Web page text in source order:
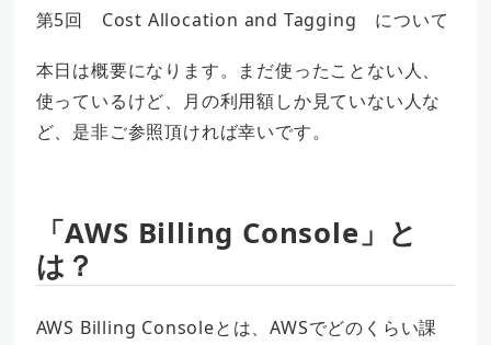
第5回 Cost Allocation and Tagging について
本日は概要になります。まだ使ったことない人、
使っているけど、月の利用額しか見ていない人な
ど、是非ご参照頂ければ幸いです。
「AWS Billing Console」と
は？
AWS Billing Consoleとは、AWSでどのくらい課